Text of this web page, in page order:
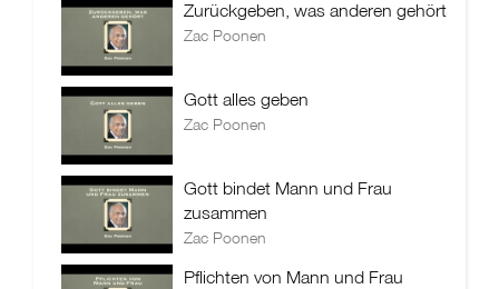
Zurückgeben, was anderen gehört
Zac Poonen
Gott alles geben
Zac Poonen
Gott bindet Mann und Frau
zusammen
Zac Poonen
Pflichten von Mann und Frau